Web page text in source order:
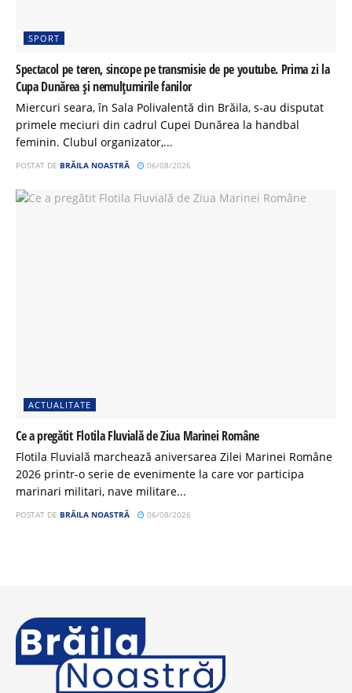
SPORT
Spectacol pe teren, sincope pe transmisie de pe youtube. Prima zi la
Cupa Dunărea și nemulțumirile fanilor
Miercuri seara, în Sala Polivalentă din Brăila, s-au disputat
primele meciuri din cadrul Cupei Dunărea la handbal
feminin. Clubul organizator,...
POSTAT DE BRĂILA NOASTRĂ 06/08/2026
ACTUALITATE
Ce a pregătit Flotila Fluvială de Ziua Marinei Române
Flotila Fluvială marchează aniversarea Zilei Marinei Române
2026 printr-o serie de evenimente la care vor participa
marinari militari, nave militare...
POSTAT DE BRĂILA NOASTRĂ 06/08/2026